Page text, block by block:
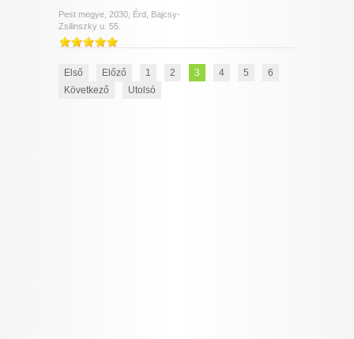
Pest megye, 2030, Érd, Bajcsy-
Zsilinszky u. 55.
Első Előző 1 2 3 4 5
6
Következő
Utolsó